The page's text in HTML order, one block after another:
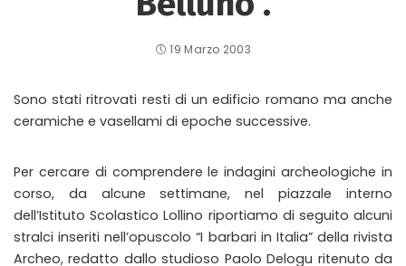
19 Marzo 2003
Sono stati ritrovati resti di un edificio romano ma anche
ceramiche e vasellami di epoche successive.
Per cercare di comprendere le indagini archeologiche in
corso, da alcune settimane, nel piazzale interno
dell’Istituto Scolastico Lollino riportiamo di seguito alcuni
stralci inseriti nell’opuscolo “I barbari in Italia” della rivista
Archeo, redatto dallo studioso Paolo Delogu ritenuto da